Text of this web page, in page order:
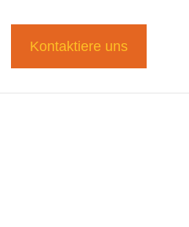
Kontaktiere uns